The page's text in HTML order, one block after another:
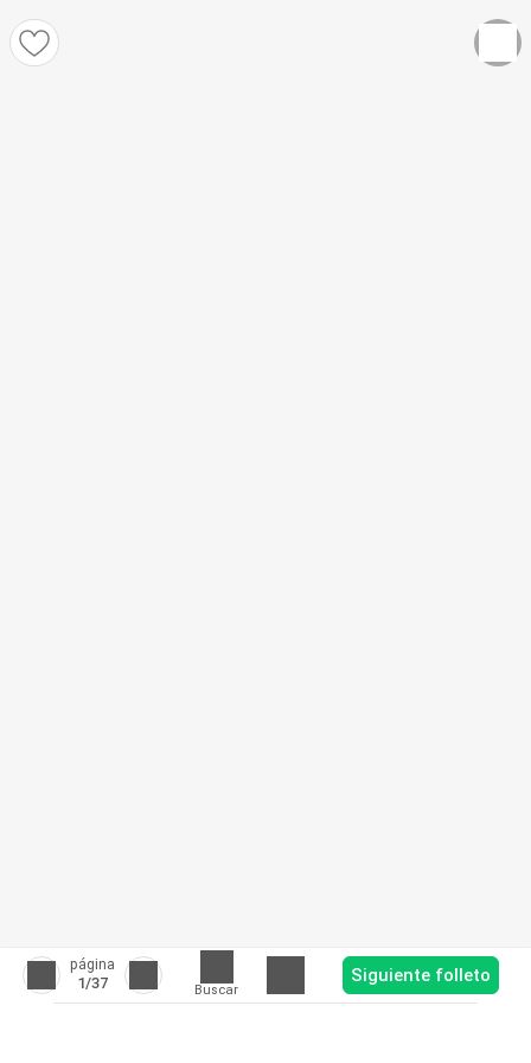
página
1/37 Buscar
Siguiente folleto